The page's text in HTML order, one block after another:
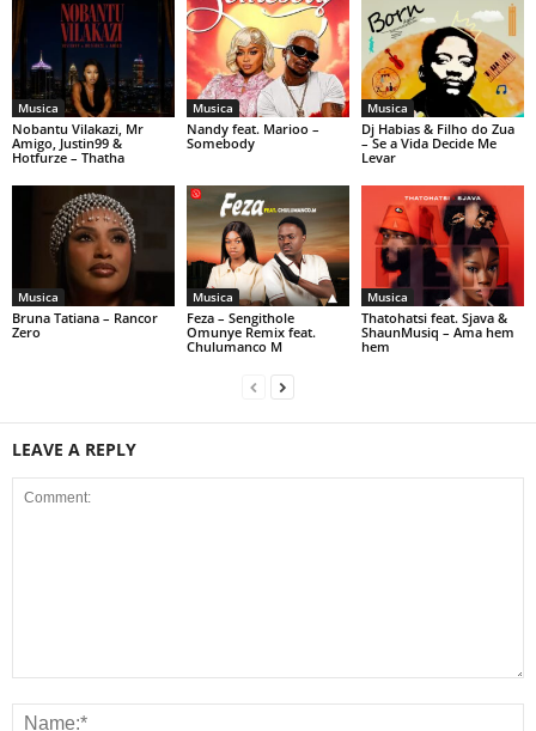
Musica
Nobantu Vilakazi, Mr
Amigo, Justin99 &
Hotfurze – Thatha
Musica
Nandy feat. Marioo –
Somebody
Musica
Dj Habias & Filho do Zua
– Se a Vida Decide Me
Levar
Musica
Bruna Tatiana – Rancor
Zero
Musica
Feza – Sengithole
Omunye Remix feat.
Chulumanco M
Musica
Thatohatsi feat. Sjava &
ShaunMusiq – Ama hem
hem
LEAVE A REPLY